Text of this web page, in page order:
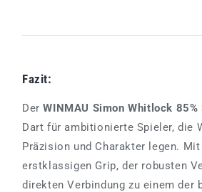
Fazit:
DerWINMAU Simon Whitlock
Dart für ambitionierte Spieler, die
Präzision und Charakter legen.
erstklassigen Grip, der robusten
direkten Verbindung zu einem der